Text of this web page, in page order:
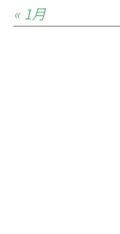
« 1月